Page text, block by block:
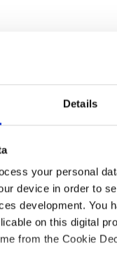
Details
your personal
device in order to
development. You
on this digital
from the Cookie
driver